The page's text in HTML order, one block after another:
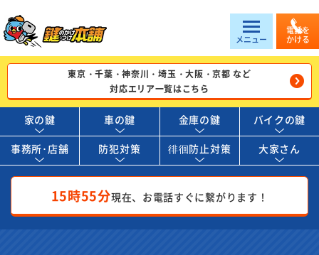
メニュー
電話を
かける
東京・千葉・神奈川・埼玉・大阪・京都 など
対応エリア一覧はこちら
家の鍵 車の鍵 金庫の鍵 バイクの鍵
事務所･店舗 防犯対策 徘徊防止対策 大家さん
15時55分現在、お電話すぐに繋がります！